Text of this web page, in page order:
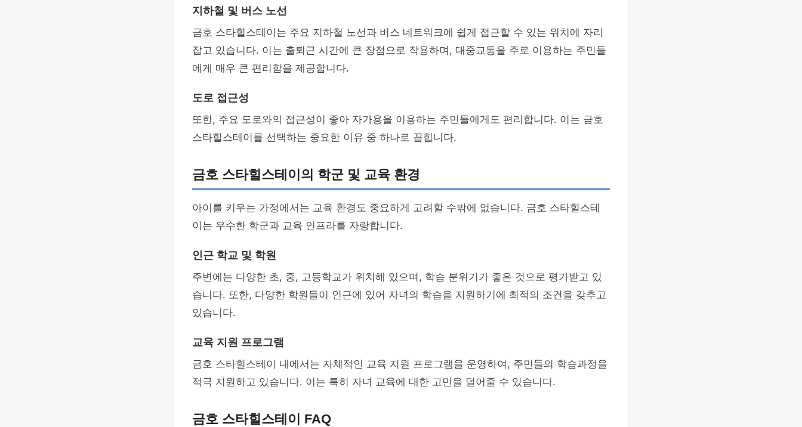
지하철 및 버스 노선
금호 스타힐스테이는 주요 지하철 노선과 버스 네트워크에 쉽게 접근할 수 있는 위치에 자리
잡고 있습니다. 이는 출퇴근 시간에 큰 장점으로 작용하며, 대중교통을 주로 이용하는 주민들
에게 매우 큰 편리함을 제공합니다.
도로 접근성
또한, 주요 도로와의 접근성이 좋아 자가용을 이용하는 주민들에게도 편리합니다. 이는 금호
스타힐스테이를 선택하는 중요한 이유 중 하나로 꼽힙니다.
금호 스타힐스테이의 학군 및 교육 환경
아이를 키우는 가정에서는 교육 환경도 중요하게 고려할 수밖에 없습니다. 금호 스타힐스테
이는 우수한 학군과 교육 인프라를 자랑합니다.
인근 학교 및 학원
주변에는 다양한 초, 중, 고등학교가 위치해 있으며, 학습 분위기가 좋은 것으로 평가받고 있
습니다. 또한, 다양한 학원들이 인근에 있어 자녀의 학습을 지원하기에 최적의 조건을 갖추고
있습니다.
교육 지원 프로그램
금호 스타힐스테이 내에서는 자체적인 교육 지원 프로그램을 운영하여, 주민들의 학습과정을
적극 지원하고 있습니다. 이는 특히 자녀 교육에 대한 고민을 덜어줄 수 있습니다.
금호 스타힐스테이 FAQ